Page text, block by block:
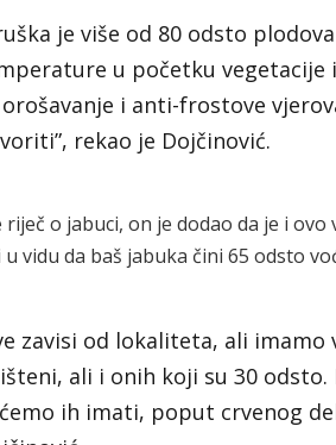
je više od 80 odsto
u početku vegetacije
orošavanje i anti-frostove
rekao je Dojčinović.
riječ o jabuci, on je dodao da je i
u vidu da baš jabuka čini 65 odsto
zavisi od lokaliteta, ali
ali i onih koji su 30
ih imati, poput crvenog